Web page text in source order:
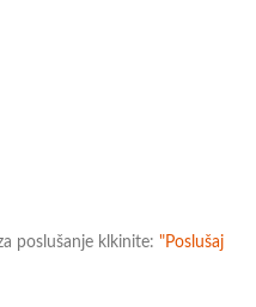
poslušanje klkinite: "Poslušaj